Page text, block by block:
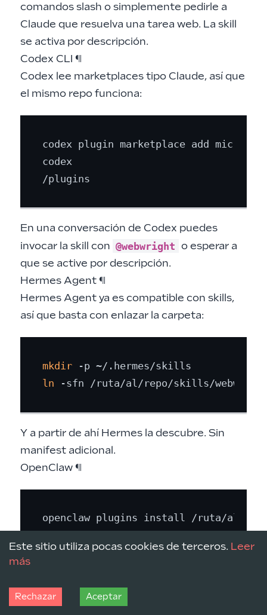
Este sitio utiliza pocas cookies de terceros. Leer
más
Rechazar Aceptar
comandos slash o simplemente pedirle a
Claude que resuelva una tarea web. La skill
se activa por descripción.
Codex CLI ¶
Codex lee marketplaces tipo Claude, así que
el mismo repo funciona:
codex plugin marketplace add
codex
En una conversación de Codex puedes
invocar la skill con @webwright o esperar a
que se active por descripción.
Hermes Agent ¶
Hermes Agentya es compatible con skills,
así que basta con enlazar la carpeta:
mkdir
ln
Y a partir de ahí Hermes la descubre. Sin
manifest adicional.
OpenClaw ¶
openclaw plugins install /ruta/al/
El patrón es siempre el mismo:
skills/webwright/ funciona en los cuatro